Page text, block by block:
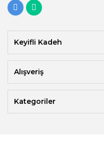
Keyifli Kadeh
Alışveriş
Kategoriler